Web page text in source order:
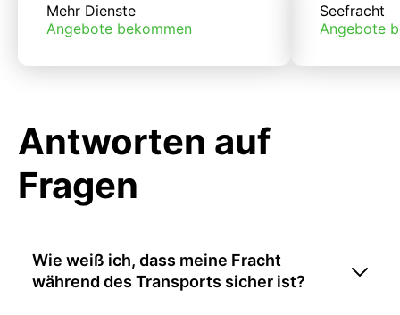
Mehr Dienste
Angebote bekommen
Seefracht
Angebote
Antworten auf
Fragen
Wie weiß ich, dass meine Fracht
während des Transports sicher ist?